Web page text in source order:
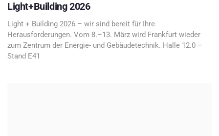
Light+Building 2026
Light + Building 2026 – wir sind bereit für Ihre
Herausforderungen. Vom 8.–13. März wird Frankfurt wieder
zum Zentrum der Energie- und Gebäudetechnik. Halle 12.0 –
Stand E41